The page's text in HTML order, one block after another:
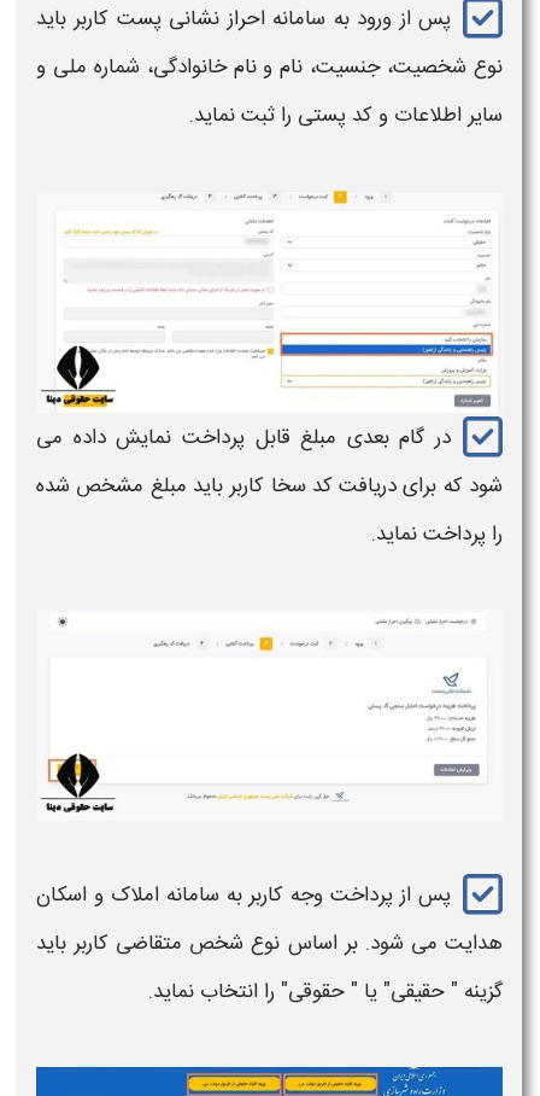
پس از ورود به سامانه احراز نشانی پست کاربر باید
نوع شخصیت، جنسیت، نام و نام خانوادگی، شماره ملی و
سایر اطلاعات و کد پستی را ثبت نماید.
در گام بعدی مبلغ قابل پرداخت نمایش داده می
شود که برای دریافت کد سخا کاربر باید مبلغ مشخص شده
را پرداخت نماید.
پس از پرداخت وجه کاربر به سامانه املاک و اسکان
هدایت می شود. بر اساس نوع شخص متقاضی کاربر باید
گزینه " حقیقی" یا " حقوقی" را انتخاب نماید.